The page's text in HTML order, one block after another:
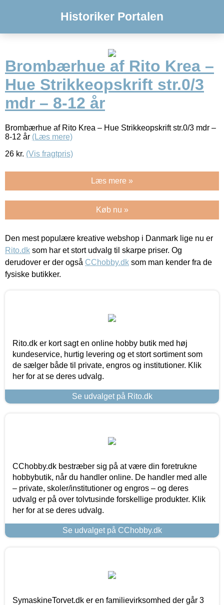
Historiker Portalen
Brombærhue af Rito Krea –
Hue Strikkeopskrift str.0/3
mdr – 8-12 år
Brombærhue af Rito Krea – Hue Strikkeopskrift str.0/3 mdr –
8-12 år (Læs mere)
26 kr. (Vis fragtpris)
Læs mere »
Køb nu »
Den mest populære kreative webshop i Danmark lige nu er
Rito.dk som har et stort udvalg til skarpe priser. Og
derudover er der også CChobby.dk som man kender fra de
fysiske butikker.
Rito.dk er kort sagt en online hobby butik med høj
kundeservice, hurtig levering og et stort sortiment som
de sælger både til private, engros og institutioner. Klik
her for at se deres udvalg.
Se udvalget på Rito.dk
CChobby.dk bestræber sig på at være din foretrukne
hobbybutik, når du handler online. De handler med alle
– private, skoler/institutioner og engros – og deres
udvalg er på over tolvtusinde forskellige produkter. Klik
her for at se deres udvalg.
Se udvalget på CChobby.dk
SymaskineTorvet.dk er en familievirksomhed der går 3